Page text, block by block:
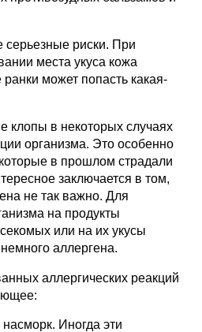
серьезные риски. При
места укуса кожа
может попасть какая-
клопы в некоторых случаях
организма. Это особенно
в прошлом страдали
заключается в том,
не так важно. Для
на продукты
или на их укусы
аллергена.
аллергических реакций
Иногда эти